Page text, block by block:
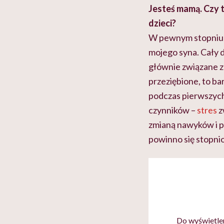
Jesteś mamą.
dzieci?
W pewnym
mojego syna. Cały
głównie związane
przeziębione, to
podczas
czynników – stres
zmianą nawyków i
powinno się
Do